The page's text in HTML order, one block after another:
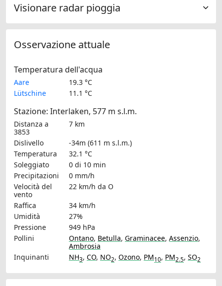
Visionare radar pioggia
Osservazione attuale
Temperatura dell'acqua
Aare
19.3 °C
Lütschine
11.1 °C
Stazione: Interlaken, 577 m s.l.m.
Distanza a
3853
7 km
Dislivello
-34m (611 m s.l.m.)
Temperatura
32.1 °C
Soleggiato
0 di 10 min
Precipitazioni
0 mm/h
Velocità del
vento
22 km/h da O
Raffica
34 km/h
Umidità
27%
Pressione
949 hPa
Pollini
Ontano, Betulla, Graminacee, Assenzio,
Ambrosia
Inquinanti
NH3, CO, NO2, Ozono, PM10, PM2.5, SO2